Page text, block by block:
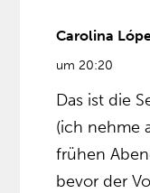
Carolina
um 20:20
Das ist die
(ich nehme
frühen
bevor der